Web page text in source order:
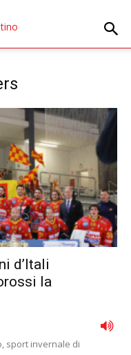
d’Itali
la
sport invernale di